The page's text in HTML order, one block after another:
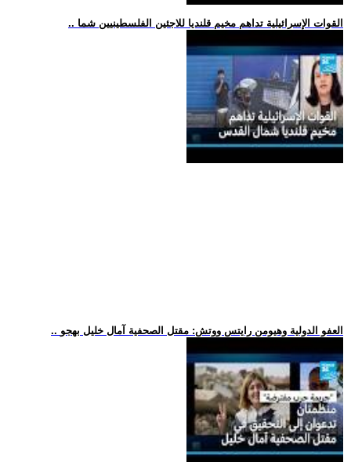
.. القوات الإسرائيلية تداهم مخيم قلنديا للاجئين الفلسطينيين شما
.. العفو الدولية وهيومن رايتس ووتش: مقتل الصحفية آمال خليل بهجو